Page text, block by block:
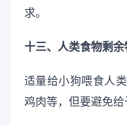
求。
十三、人类食物剩余
适量给小狗喂食人
鸡肉等，但要避免给